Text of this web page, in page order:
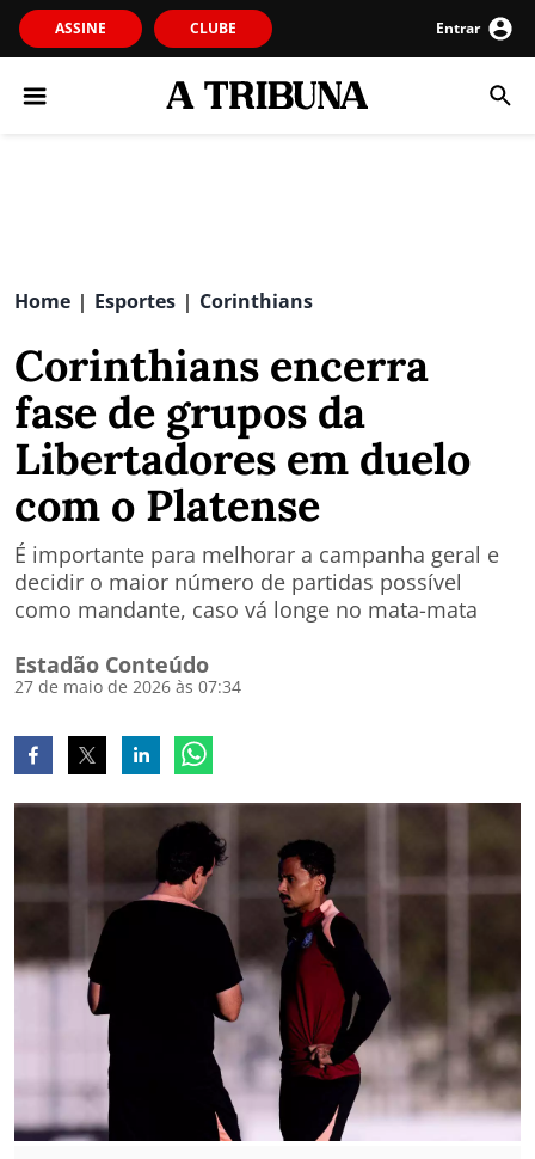
ASSINE CLUBE Entrar
Home | Esportes | Corinthians
Corinthians encerra
fase de grupos da
Libertadores em duelo
com o Platense
É importante para melhorar a campanha geral e
decidir o maior número de partidas possível
como mandante, caso vá longe no mata-mata
Estadão Conteúdo
27 de maio de 2026 às 07:34